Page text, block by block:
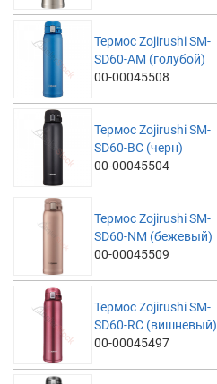
Термос Zojirushi SM-
SD60-AM (голубой)
00-00045508
Термос Zojirushi SM-
SD60-BC (черн)
00-00045504
Термос Zojirushi SM-
SD60-NM (бежевый)
00-00045509
Термос Zojirushi SM-
SD60-RC (вишневый)
00-00045497